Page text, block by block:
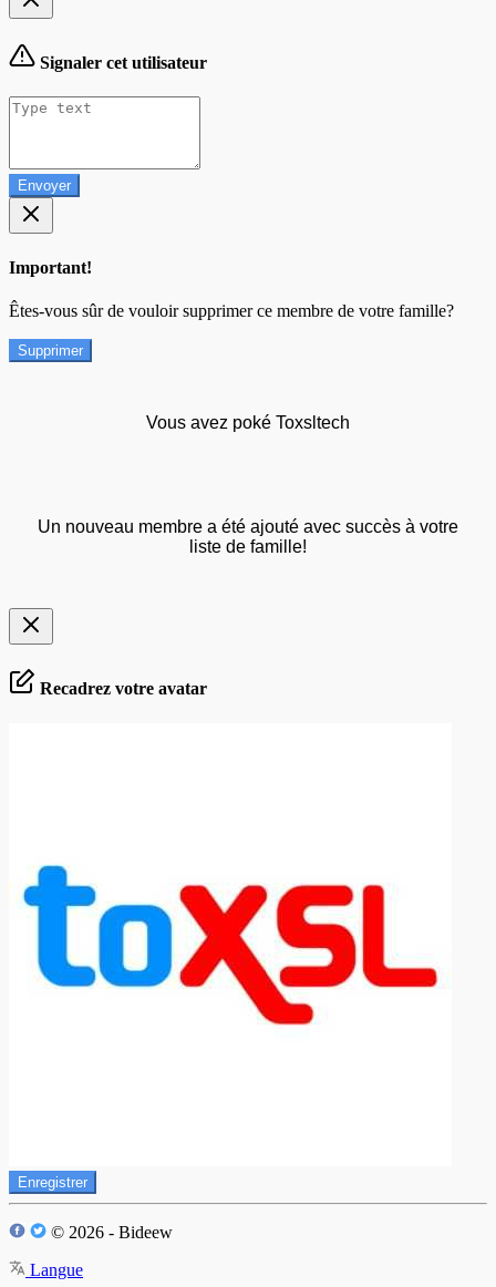
Signaler cet utilisateur
Envoyer
Important!
Êtes-vous sûr de vouloir supprimer ce membre de votre famille?
Supprimer
Vous avez poké Toxsltech
Un nouveau membre a été ajouté avec succès à votre
liste de famille!
Recadrez votre avatar
Enregistrer
© 2026 - Bideew
Langue